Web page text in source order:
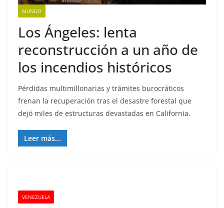
MUNDO
Los Ángeles: lenta
reconstrucción a un año de
los incendios históricos
Pérdidas multimillonarias y trámites burocráticos
frenan la recuperación tras el desastre forestal que
dejó miles de estructuras devastadas en California.
Leer más...
VENEZUELA